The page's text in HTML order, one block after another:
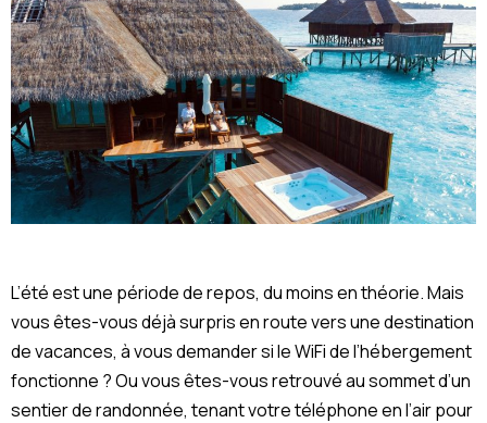
L’été est une période de repos, du moins en théorie. Mais
vous êtes-vous déjà surpris en route vers une destination
de vacances, à vous demander si le WiFi de l’hébergement
fonctionne ? Ou vous êtes-vous retrouvé au sommet d’un
sentier de randonnée, tenant votre téléphone en l’air pour